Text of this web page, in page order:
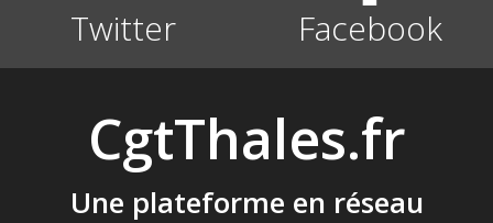
Twitter Facebook
CgtThales.fr
Une plateforme en réseau